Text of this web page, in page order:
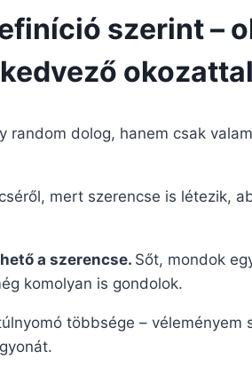
szerint –
random dolog, hanem csak
mert szerencse is létezik,
a szerencse. Sőt, mondok
komolyan is gondolok.
többsége – véleményem